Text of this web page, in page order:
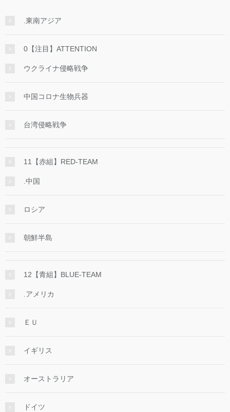
.東南アジア
0【注目】ATTENTION
ウクライナ侵略戦争
中国コロナ生物兵器
台湾侵略戦争
11【赤組】RED-TEAM
.中国
ロシア
朝鮮半島
12【青組】BLUE-TEAM
.アメリカ
ＥＵ
イギリス
オーストラリア
ドイツ